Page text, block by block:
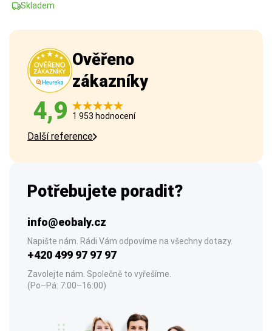
Skladem
Ověřeno
zákazníky
4,9 1 953 hodnocení
Další reference
Potřebujete poradit?
info@eobaly.cz
Napište nám. Rádi Vám odpovíme na všechny dotazy.
+420 499 97 97 97
Zavolejte nám. Společně to vyřešíme.
(Po–Pá: 7:00–16:00)